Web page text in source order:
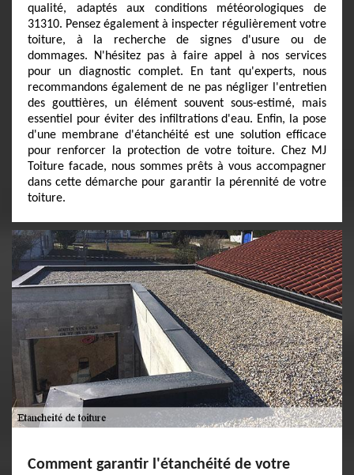
qualité, adaptés aux conditions météorologiques de
31310. Pensez également à inspecter régulièrement votre
toiture, à la recherche de signes d'usure ou de
dommages. N'hésitez pas à faire appel à nos services
pour un diagnostic complet. En tant qu'experts, nous
recommandons également de ne pas négliger l'entretien
des gouttières, un élément souvent sous-estimé, mais
essentiel pour éviter des infiltrations d'eau. Enfin, la pose
d'une membrane d'étanchéité est une solution efficace
pour renforcer la protection de votre toiture. Chez MJ
Toiture facade, nous sommes prêts à vous accompagner
dans cette démarche pour garantir la pérennité de votre
toiture.
Comment garantir l'étanchéité de votre